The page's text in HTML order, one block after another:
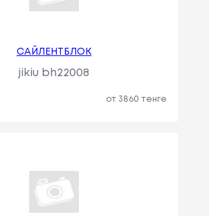
САЙЛЕНТБЛОК
jikiu bh22008
от 3860 тенге